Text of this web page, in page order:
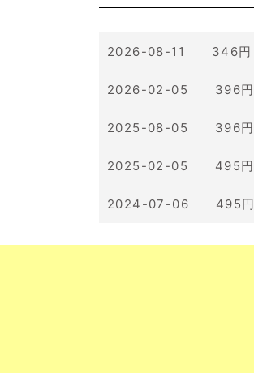
2026-08-11 346円
2026-02-05 396円
2025-08-05 396円
2025-02-05 495円
2024-07-06 495円